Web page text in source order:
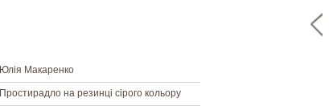
Юлія Макаренко
Простирадло на резинці сірого кольору